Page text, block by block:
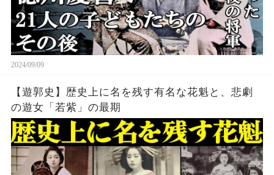
2024/09/09
【遊郭史】歴史上に名を残す有名な花魁と、悲劇
の遊女「若紫」の最期